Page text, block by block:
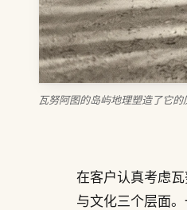
瓦努阿图的岛屿地理塑造了它
在客户认真考虑
与文化三个层面